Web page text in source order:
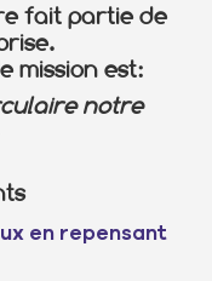
fait partie de
mission est:
notre
en repensant